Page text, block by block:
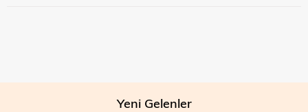
Yeni Gelenler